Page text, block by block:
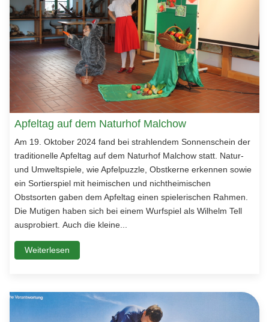
Apfeltag auf dem Naturhof Malchow
Am 19. Oktober 2024 fand bei strahlendem Sonnenschein der
traditionelle Apfeltag auf dem Naturhof Malchow statt. Natur-
und Umweltspiele, wie Apfelpuzzle, Obstkerne erkennen sowie
ein Sortierspiel mit heimischen und nichtheimischen
Obstsorten gaben dem Apfeltag einen spielerischen Rahmen.
Die Mutigen haben sich bei einem Wurfspiel als Wilhelm Tell
ausprobiert. Auch die kleine...
Weiterlesen